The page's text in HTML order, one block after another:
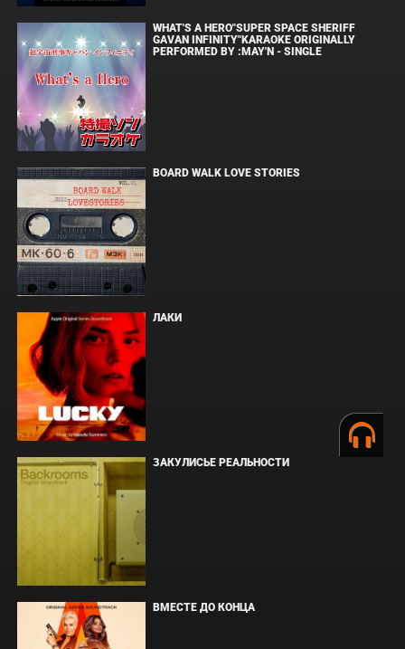
WHAT'S A HERO"SUPER SPACE SHERIFF
GAVAN INFINITY"KARAOKE ORIGINALLY
PERFORMED BY :MAY'N - SINGLE
BOARD WALK LOVE STORIES
ЛАКИ
ЗАКУЛИСЬЕ РЕАЛЬНОСТИ
ВМЕСТЕ ДО КОНЦА